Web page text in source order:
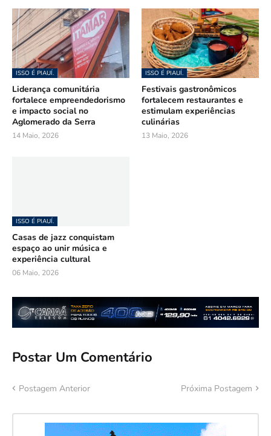
ISSO É PIAUÍ.
Liderança comunitária
fortalece empreendedorismo
e impacto social no
Aglomerado da Serra
14 Maio, 2026
ISSO É PIAUÍ.
Festivais gastronômicos
fortalecem restaurantes e
estimulam experiências
culinárias
13 Maio, 2026
ISSO É PIAUÍ.
Casas de jazz conquistam
espaço ao unir música e
experiência cultural
06 Maio, 2026
Postar Um Comentário
Postagem Anterior Próxima Postagem